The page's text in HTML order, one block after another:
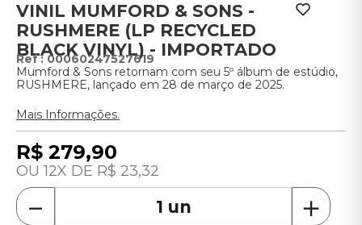
VINIL MUMFORD & SONS -
RUSHMERE (LP RECYCLED
BLACK VINYL) - IMPORTADO
: 00060247527619
Mumford & Sons retornam com seu 5º álbum de estúdio,
RUSHMERE, lançado em 28 de março de 2025.
Mais Informações.
R$ 279,90
12 R$ 23,32
＋
－